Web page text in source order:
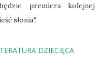
premiera kolejnej
słonia".
DZIECIĘCA